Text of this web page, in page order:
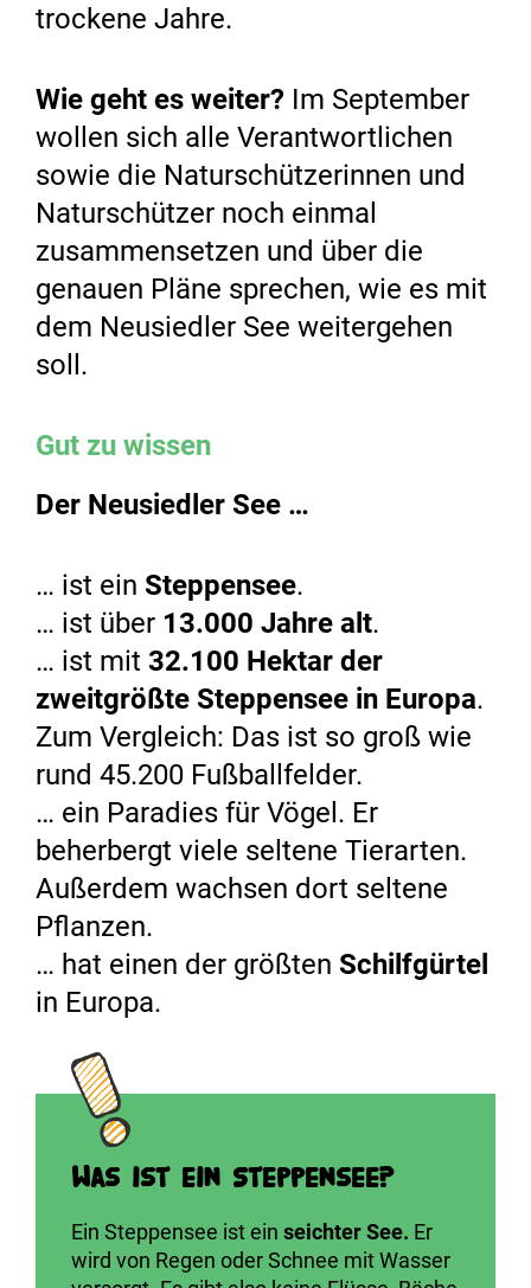
trockene Jahre.
Wie geht es weiter? Im September
wollen sich alle Verantwortlichen
sowie die Naturschützerinnen und
Naturschützer noch einmal
zusammensetzen und über die
genauen Pläne sprechen, wie es mit
dem Neusiedler See weitergehen
soll.
Gut zu wissen
Der Neusiedler See …
… ist ein Steppensee.
… ist über 13.000 Jahre alt.
… ist mit 32.100 Hektar der
zweitgrößte Steppensee in Europa.
Zum Vergleich: Das ist so groß wie
rund 45.200 Fußballfelder.
… ein Paradies für Vögel. Er
beherbergt viele seltene Tierarten.
Außerdem wachsen dort seltene
Pflanzen.
… hat einen der größten Schilfgürtel
in Europa.
Was ist ein Steppensee?
Ein Steppensee ist ein seichter See. Er
wird von Regen oder Schnee mit Wasser